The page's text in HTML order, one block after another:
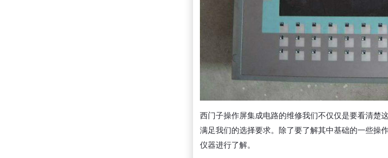
西门子操作屏集成电路的维修我们不仅仅是要看清楚
满足我们的选择要求。除了要了解其中基础的一些操
仪器进行了解。